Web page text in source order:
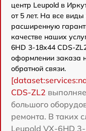
центр Leupold в
от 5 лет. На все
расширенную
качестве наших
6HD 3-18x44 CDS-
оформлении заказа
обратной связи.
CDS-ZL2
большого
ремонта. В таких
Leupold VX-6HD